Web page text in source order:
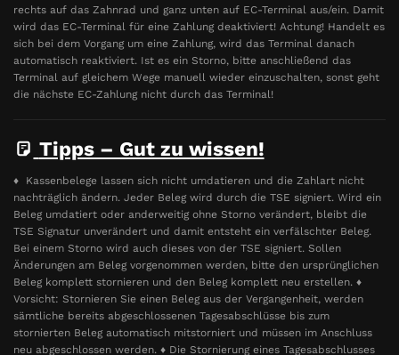
rechts auf das Zahnrad und ganz unten auf EC-Terminal aus/ein. Damit
wird das EC-Terminal für eine Zahlung deaktiviert! Achtung! Handelt es
sich bei dem Vorgang um eine Zahlung, wird das Terminal danach
automatisch reaktiviert. Ist es ein Storno, bitte anschließend das
Terminal auf gleichem Wege manuell wieder einzuschalten, sonst geht
die nächste EC-Zahlung nicht durch das Terminal!
Tipps – Gut zu wissen!
♦ Kassenbelege lassen sich nicht umdatieren und die Zahlart nicht
nachträglich ändern. Jeder Beleg wird durch die TSE signiert. Wird ein
Beleg umdatiert oder anderweitig ohne Storno verändert, bleibt die
TSE Signatur unverändert und damit entsteht ein verfälschter Beleg.
Bei einem Storno wird auch dieses von der TSE signiert. Sollen
Änderungen am Beleg vorgenommen werden, bitte den ursprünglichen
Beleg komplett stornieren und den Beleg komplett neu erstellen. ♦
Vorsicht: Stornieren Sie einen Beleg aus der Vergangenheit, werden
sämtliche bereits abgeschlossenen Tagesabschlüsse bis zum
stornierten Beleg automatisch mitstorniert und müssen im Anschluss
neu abgeschlossen werden. ♦ Die Stornierung eines Tagesabschlusses